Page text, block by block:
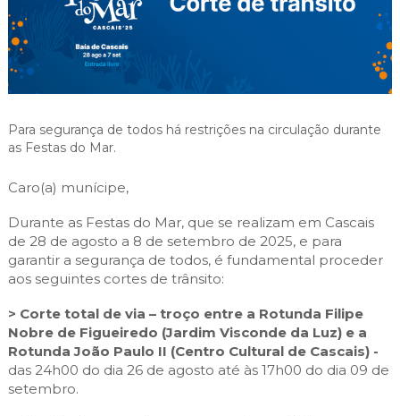
Planeamento Estratégico
Reabilitação urbana
Cascais Próxima
Economia & Inovação
Governação
Mobilidade
Sociedade & Educação
Agenda do executivo
VIVER
VISITAR
TEMPOS LIVRES
MOBILIDADE
INVESTIR EM CASCAIS
SERVIÇOS
MAPA DO PORTAL
Para segurança de todos há restrições na circulação durante
as Festas do Mar.
Caro(a) munícipe,
Durante as Festas do Mar, que se realizam em Cascais
de 28 de agosto a 8 de setembro de 2025, e para
garantir a segurança de todos, é fundamental proceder
aos seguintes cortes de trânsito:
> Corte total de via – troço entre a Rotunda Filipe
Nobre de Figueiredo (Jardim Visconde da Luz) e a
Rotunda João Paulo II (Centro Cultural de Cascais) -
das 24h00 do dia 26 de agosto até às 17h00 do dia 09 de
setembro.